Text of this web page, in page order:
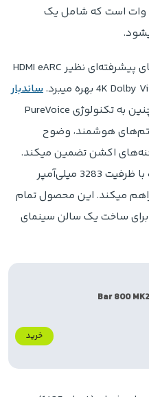
توان خروجی کل این مجموعه 780 وات است که شامل یک
این سیستم حرفه‌ای از تکنولوژی‌های پیشرفته‌ای نظیر HDMI eARC
ساندبار
مدل Bar 800 MK2 همچنین به تکنولوژی PureVoice
هوشمند، وضوح
اکشن تضمین میکند.
باتری داخلی اسپیکرهای جداشونده با ظرفیت 3283 میلی‌آمپر
میکند. این محصول تمام
ساخت یک سالن سینمای
خرید